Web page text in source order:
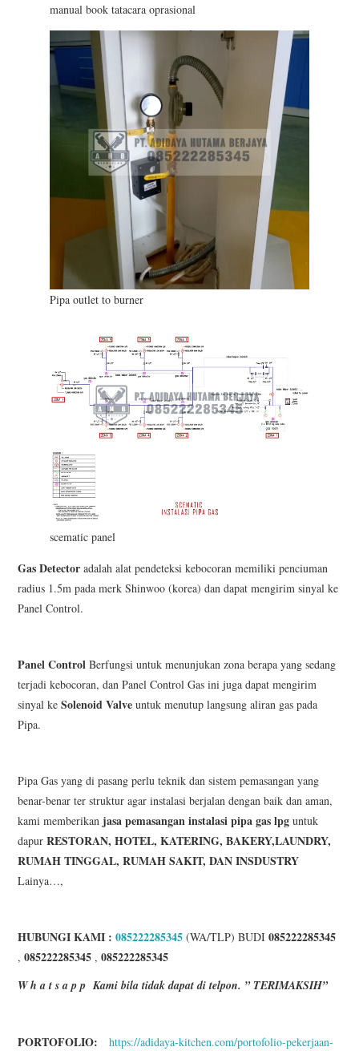
manual book tatacara oprasional
Pipa outlet to burner
scematic panel
Gas Detector adalah alat pendeteksi kebocoran memiliki penciuman
radius 1.5m pada merk Shinwoo (korea) dan dapat mengirim sinyal ke
Panel Control.
Panel Control Berfungsi untuk menunjukan zona berapa yang sedang
terjadi kebocoran, dan Panel Control Gas ini juga dapat mengirim
sinyal ke Solenoid Valve untuk menutup langsung aliran gas pada
Pipa.
Pipa Gas yang di pasang perlu teknik dan sistem pemasangan yang
benar-benar ter struktur agar instalasi berjalan dengan baik dan aman,
kami memberikan jasa pemasangan instalasi pipa gas lpguntuk
dapurRESTORAN, HOTEL, KATERING, BAKERY,LAUNDRY,
RUMAH TINGGAL, RUMAH SAKIT, DAN INSDUSTRY
Lainya…,
HUBUNGI KAMI : 085222285345 (WA/TLP) BUDI085222285345
,085222285345 ,085222285345
W h a t s a p p Kami bila tidak dapat di telpon. ” TERIMAKSIH”
PORTOFOLIO:
https://adidaya-kitchen.com/portofolio-pekerjaan-